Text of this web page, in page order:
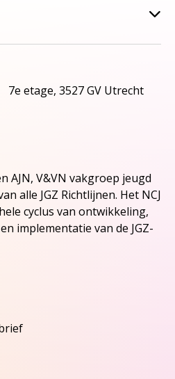
etage, 3527 GV Utrecht
AJN, V&VN vakgroep jeugd
alle JGZ Richtlijnen. Het NCJ
cyclus van ontwikkeling,
implementatie van de JGZ-
NCJs